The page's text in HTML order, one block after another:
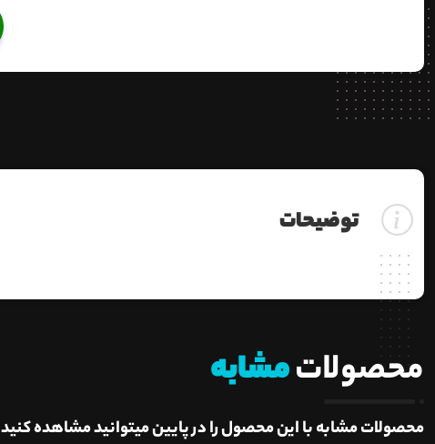
توضیحات
محصولاتمشابه
محصولات مشابه با این محصول را در پایین میتوانید مشاهده کنید